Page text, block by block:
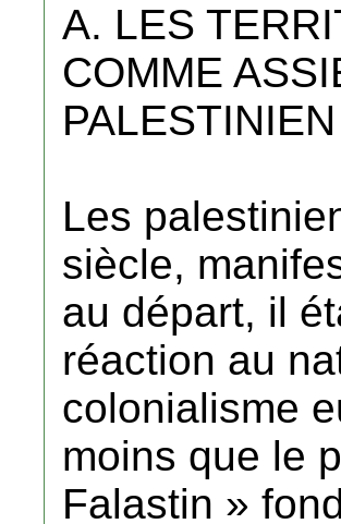
A. LES
COMME
PALESTINIEN
Les
siècle,
au départ, il
réaction au
colonialisme
moins que le
Falastin »